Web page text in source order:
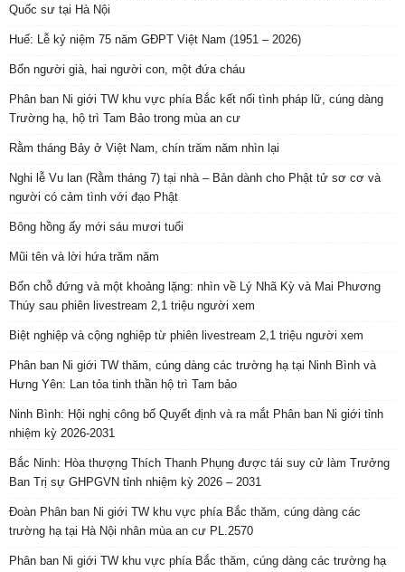
Quốc sư tại Hà Nội
Huế: Lễ kỷ niệm 75 năm GĐPT Việt Nam (1951 – 2026)
Bốn người già, hai người con, một đứa cháu
Phân ban Ni giới TW khu vực phía Bắc kết nối tình pháp lữ, cúng dàng
Trường hạ, hộ trì Tam Bảo trong mùa an cư
Rằm tháng Bảy ở Việt Nam, chín trăm năm nhìn lại
Nghi lễ Vu lan (Rằm tháng 7) tại nhà – Bản dành cho Phật tử sơ cơ và
người có cảm tình với đạo Phật
Bông hồng ấy mới sáu mươi tuổi
Mũi tên và lời hứa trăm năm
Bốn chỗ đứng và một khoảng lặng: nhìn về Lý Nhã Kỳ và Mai Phương
Thúy sau phiên livestream 2,1 triệu người xem
Biệt nghiệp và cộng nghiệp từ phiên livestream 2,1 triệu người xem
Phân ban Ni giới TW thăm, cúng dàng các trường hạ tại Ninh Bình và
Hưng Yên: Lan tỏa tinh thần hộ trì Tam bảo
Ninh Bình: Hội nghị công bố Quyết định và ra mắt Phân ban Ni giới tỉnh
nhiệm kỳ 2026-2031
Bắc Ninh: Hòa thượng Thích Thanh Phụng được tái suy cử làm Trưởng
Ban Trị sự GHPGVN tỉnh nhiệm kỳ 2026 – 2031
Đoàn Phân ban Ni giới TW khu vực phía Bắc thăm, cúng dàng các
trường hạ tại Hà Nội nhân mùa an cư PL.2570
Phân ban Ni giới TW khu vực phía Bắc thăm, cúng dàng các trường hạ